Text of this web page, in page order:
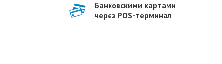
Банковскими картами
через POS-терминал